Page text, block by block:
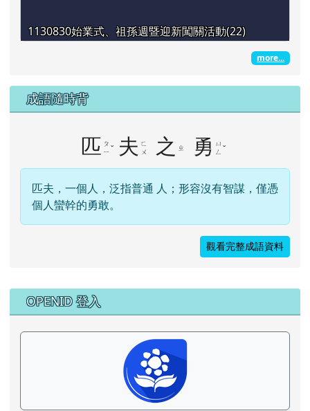
1130830始業式、祖孫週暨迎新闖關活動(22)
more...
成語隨時背
匹
ㄆ
ㄧˇ 夫 ㄈ
ㄨ
之 ㄓ 勇 ㄩ
ㄥ ˇ
匹夫，一個人，泛指普通 人；形容沒有智謀，僅憑
個人蠻幹的勇敢。
觀看完整成語資料
右邊區域內容
OPENID 登入